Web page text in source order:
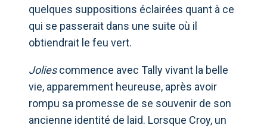
quelques suppositions éclairées quant à ce
qui se passerait dans une suite où il
obtiendrait le feu vert.
Joliescommence avec Tally vivant la belle
vie, apparemment heureuse, après avoir
rompu sa promesse de se souvenir de son
ancienne identité de laid. Lorsque Croy, un